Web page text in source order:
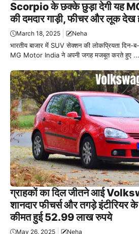
Scorpio के छक्के छुड़ा देगी यह
की दमदार गाड़ी, फीचर और लूक देख
March 18, 2025 Neha
भारतीय बाजार में SUV सेक्शन की लोकप्रियता दिन-
MG Motor India ने अपनी जगह मजबूत करते हुए ...
ग्राहकों का दिल जीतने आई
शानदार फीचर्स और तगड़े इंटीरियर
कीमत हुई 52.99 लाख रुपये
May 26, 2025 Neha